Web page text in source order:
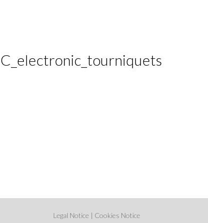
C_electronic_tourniquets
Legal Notice | Cookies Notice